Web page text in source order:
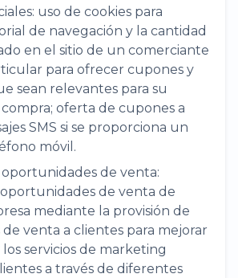
uso de cookies para
de navegación y la cantidad
en el sitio de un comerciante
para ofrecer cupones y
sean relevantes para su
oferta de cupones a
SMS si se proporciona un
móvil.
de venta:
de venta de
mediante la provisión de
venta a clientes para mejorar
los servicios de marketing
a través de diferentes